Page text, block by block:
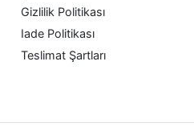
Gizlilik Politikası
Iade Politikası
Teslimat Şartları